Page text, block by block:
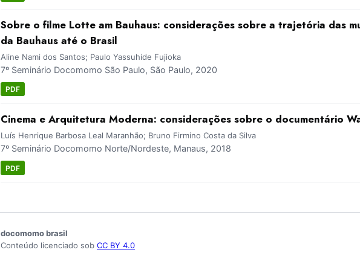
Sobre o filme Lotte am Bauhaus: considerações sobre a trajetória das
da Bauhaus até o Brasil
Aline Nami dos Santos; Paulo Yassuhide Fujioka
7º Seminário Docomomo São Paulo, São Paulo, 2020
PDF
Cinema e Arquitetura Moderna: considerações sobre o documentário
Luís Henrique Barbosa Leal Maranhão; Bruno Firmino Costa da Silva
7º Seminário Docomomo Norte/Nordeste, Manaus, 2018
PDF
docomomo brasil
Conteúdo licenciado sob CC BY 4.0